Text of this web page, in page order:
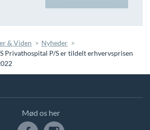
& Viden
Nyheder
Privathospital P/S er tildelt erhvervsprisen
Mød os her